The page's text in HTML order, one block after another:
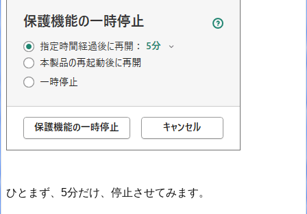
ひとまず、5分だけ、停止させてみます。